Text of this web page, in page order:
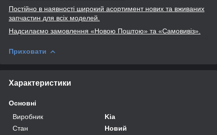
Постійно в наявності широкий асортимент нових та вживаних
запчастин для всіх моделей.
Надсилаємо замовлення «Новою Поштою» та «Самовивіз».
Приховати
Характеристики
Основні
Виробник
Kia
Стан
Новий